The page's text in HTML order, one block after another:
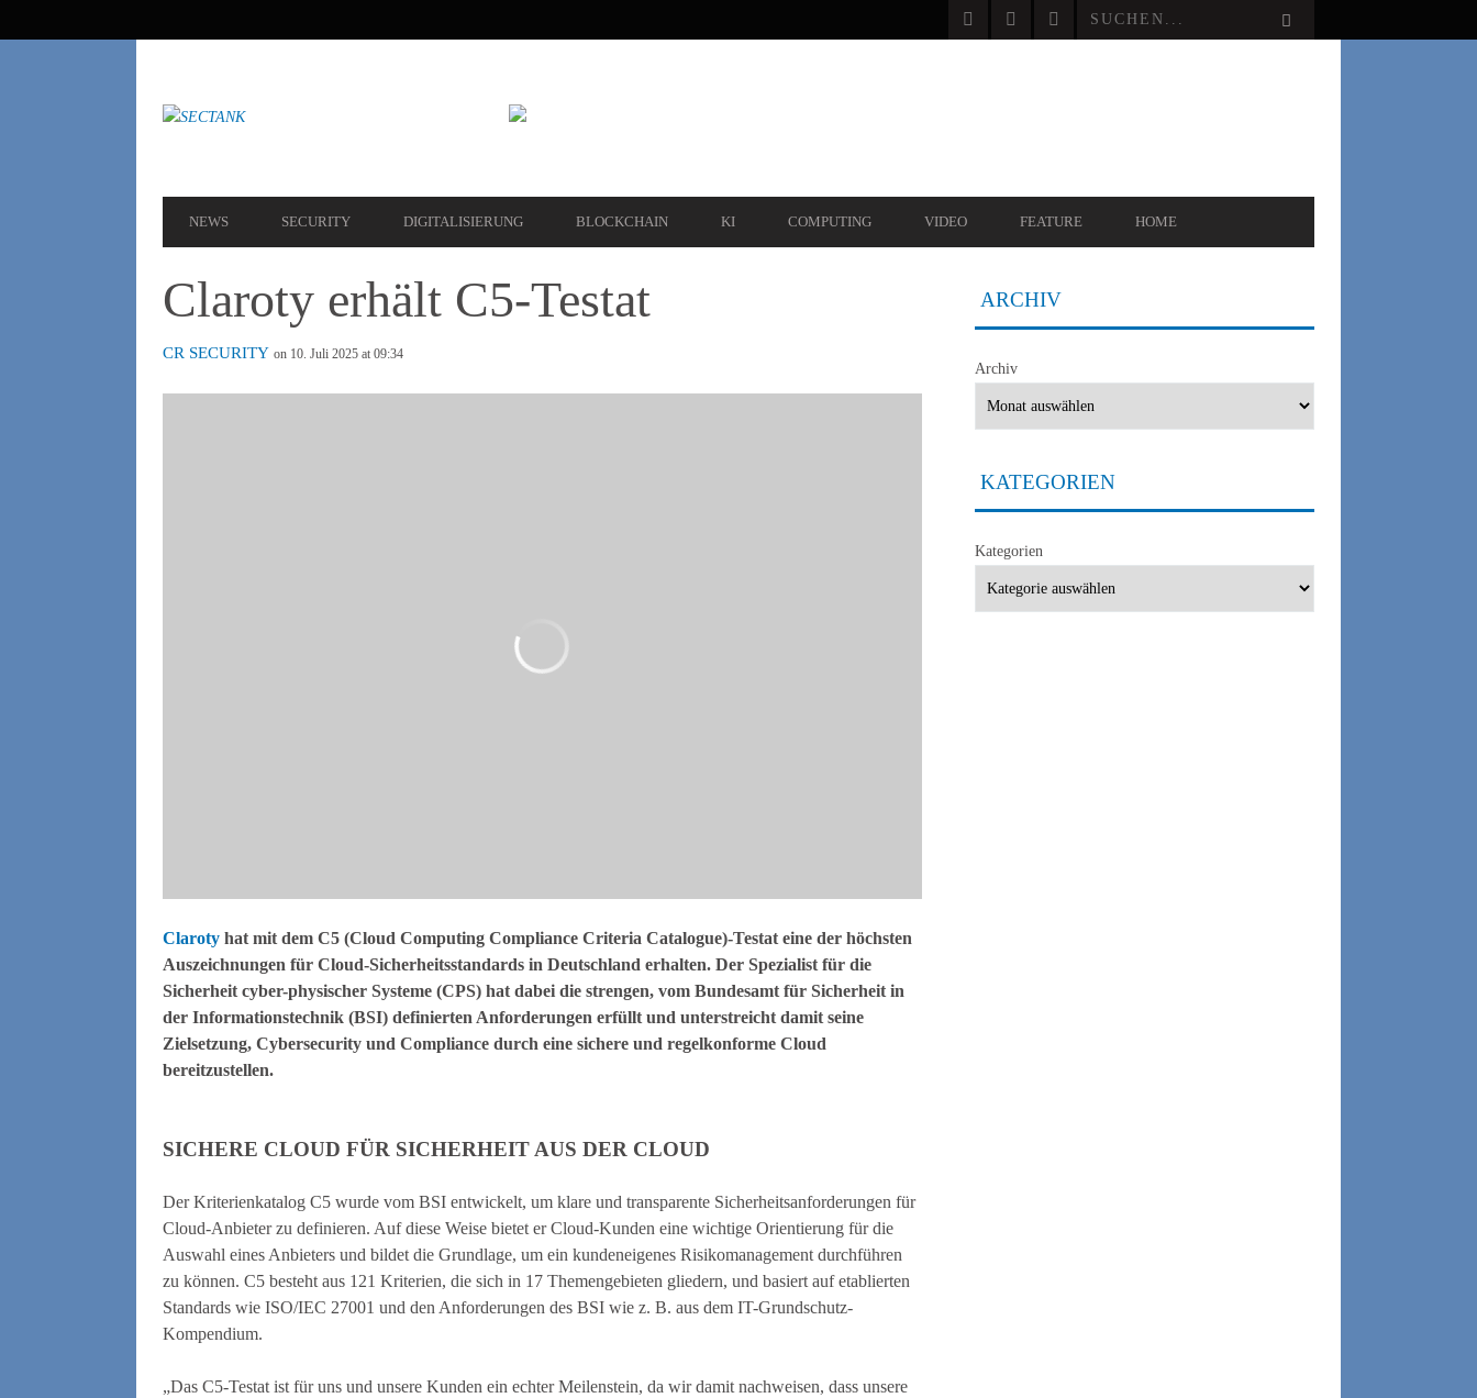
NAVIGATION
NAVIGATION
NEWS SECURITY DIGITALISIERUNG BLOCKCHAIN KI COMPUTING VIDEO FEATURE HOME
Claroty erhält C5-Testat
CR SECURITY on 10. Juli 2025 at 09:34
Claroty hat mit dem C5 (Cloud Computing Compliance Criteria Catalogue)-Testat eine der höchsten
Auszeichnungen für Cloud-Sicherheitsstandards in Deutschland erhalten. Der Spezialist für die
Sicherheit cyber-physischer Systeme (CPS) hat dabei die strengen, vom Bundesamt für Sicherheit in
der Informationstechnik (BSI) definierten Anforderungen erfüllt und unterstreicht damit seine
Zielsetzung, Cybersecurity und Compliance durch eine sichere und regelkonforme Cloud
bereitzustellen.
SICHERE CLOUD FÜR SICHERHEIT AUS DER CLOUD
Der Kriterienkatalog C5 wurde vom BSI entwickelt, um klare und transparente Sicherheitsanforderungen für
Cloud-Anbieter zu definieren. Auf diese Weise bietet er Cloud-Kunden eine wichtige Orientierung für die
Auswahl eines Anbieters und bildet die Grundlage, um ein kundeneigenes Risikomanagement durchführen
zu können. C5 besteht aus 121 Kriterien, die sich in 17 Themengebieten gliedern, und basiert auf etablierten
Standards wie ISO/IEC 27001 und den Anforderungen des BSI wie z. B. aus dem IT-Grundschutz-
Kompendium.
„Das C5-Testat ist für uns und unsere Kunden ein echter Meilenstein, da wir damit nachweisen, dass unsere
ARCHIV
Archiv
KATEGORIEN
Kategorien